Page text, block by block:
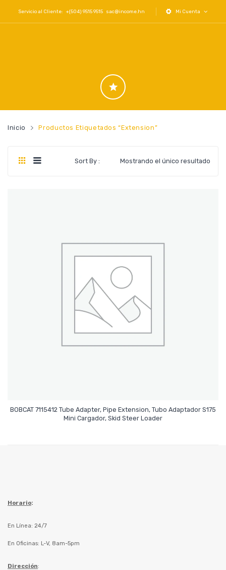
Servicio al Cliente: +(504) 9515 9515 sac@income.hn Mi Cuenta
Inicio Productos Etiquetados “extension”
Mostrando el único resultado
Sort By :
BOBCAT 7115412 Tube Adapter, Pipe Extension, Tubo Adaptador S175
Mini Cargador, Skid Steer Loader
Leer Más
Horario:
En Línea: 24/7
En Oficinas: L-V, 8am-5pm
Dirección: